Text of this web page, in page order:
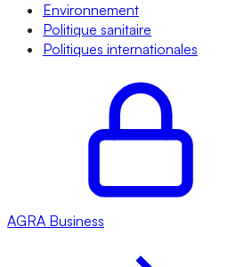
Environnement
Politique sanitaire
Politiques internationales
AGRA Business